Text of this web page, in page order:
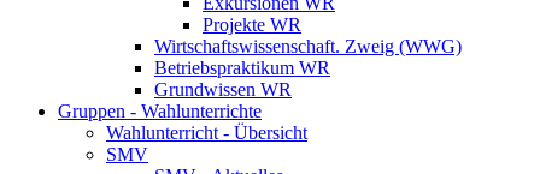
Projekte WR
Wirtschaftswissenschaft. Zweig (WWG)
Betriebspraktikum WR
Grundwissen WR
Gruppen - Wahlunterrichte
Wahlunterricht - Übersicht
SMV